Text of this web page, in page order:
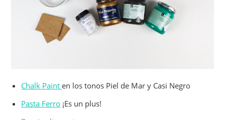
Chalk Painten los tonos Piel de Mar y Casi Negro
Pasta Ferro ¡Es un plus!